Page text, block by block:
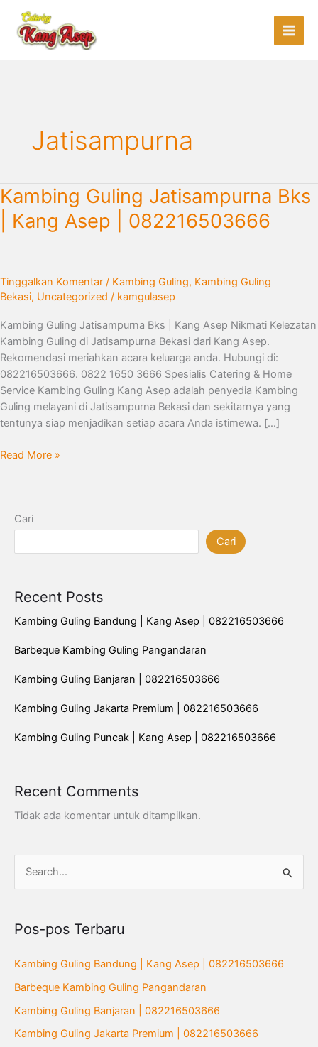
konten
Jatisampurna
Kambing Guling Jatisampurna Bks
| Kang Asep | 082216503666
Tinggalkan Komentar / Kambing Guling, Kambing Guling
Bekasi, Uncategorized / kamgulasep
Kambing Guling Jatisampurna Bks | Kang Asep Nikmati Kelezatan
Kambing Guling di Jatisampurna Bekasi dari Kang Asep.
Rekomendasi meriahkan acara keluarga anda. Hubungi di:
082216503666. 0822 1650 3666 Spesialis Catering & Home
Service Kambing Guling Kang Asep adalah penyedia Kambing
Guling melayani di Jatisampurna Bekasi dan sekitarnya yang
tentunya siap menjadikan setiap acara Anda istimewa. […]
Kambing
Guling
Jatisampurna
Asep
082216503666
Read More »
Cari
Cari
Recent Posts
Kambing Guling Bandung | Kang Asep | 082216503666
Barbeque Kambing Guling Pangandaran
Kambing Guling Banjaran | 082216503666
Kambing Guling Jakarta Premium | 082216503666
Kambing Guling Puncak | Kang Asep | 082216503666
Recent Comments
Tidak ada komentar untuk ditampilkan.
i
u
k
Pos-pos Terbaru
Kambing Guling Bandung | Kang Asep | 082216503666
Barbeque Kambing Guling Pangandaran
Kambing Guling Banjaran | 082216503666
Kambing Guling Jakarta Premium | 082216503666